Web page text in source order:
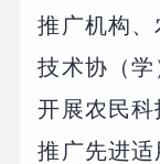
推广机构
技术协（
开展农民
推广先进